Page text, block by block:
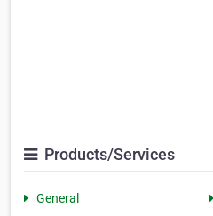
Products/Services
General